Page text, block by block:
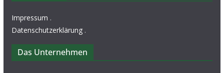
Impressum .
Datenschutzerklärung.
Das Unternehmen